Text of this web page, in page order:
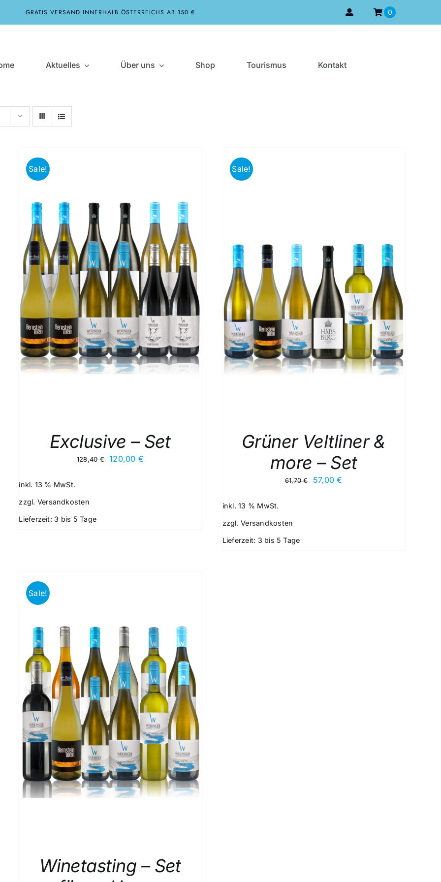
GRATIS VERSAND INNERHALB ÖSTERREICHS AB 150 € 0
Aktuelles Über uns Shop Tourismus Kontakt
Sale!
Exclusive – Set
128,40€
Ursprünglicher
120,00 €
inkl. 13 % MwSt.
zzgl. Versandkosten
Lieferzeit: 3 bis 5 Tage
Sale!
IN DEN WARENKORB DETAILS
Grüner Veltliner &
more – Set
61,70€
Ursprünglicher
57,00€
inkl. 13 % MwSt.
zzgl.Versandkosten
Lieferzeit: 3 bis 5 Tage
Sale!
Winetasting – Set